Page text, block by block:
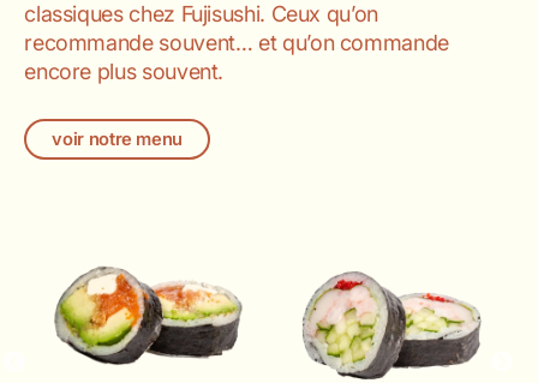
classiques chez Fujisushi. Ceux qu’on
recommande souvent… et qu’on commande
encore plus souvent.
voir notre menu